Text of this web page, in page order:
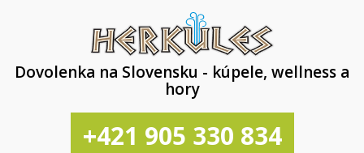
Dovolenka na Slovensku - kúpele, wellness a
hory
+421 905 330 834